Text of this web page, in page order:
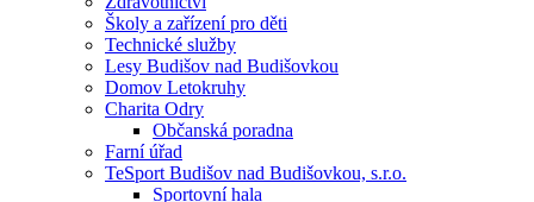
Školy a zařízení pro děti
Technické služby
Lesy Budišov nad Budišovkou
Domov Letokruhy
Charita Odry
Občanská poradna
Farní úřad
TeSport Budišov nad Budišovkou, s.r.o.
Sportovní hala